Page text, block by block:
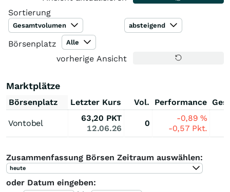
Sortierung
Gesamtvolumen absteigend
Börsenplatz Alle
vorherige Ansicht
Marktplätze
Börsenplatz Letzter Kurs Vol. Performance
Vontobel
63,20 PKT
12.06.26
0
-0,89%
-0,57 Pkt.
Zusammenfassung Börsen Zeitraum auswählen:
heute
oder Datum eingeben: